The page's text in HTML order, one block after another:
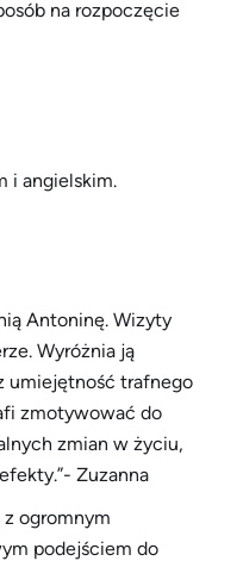
na rozpoczęcie
i angielskim.
Antoninę. Wizyty
Wyróżnia ją
umiejętność trafnego
zmotywować do
zmian w życiu,
Zuzanna
ogromnym
podejściem do